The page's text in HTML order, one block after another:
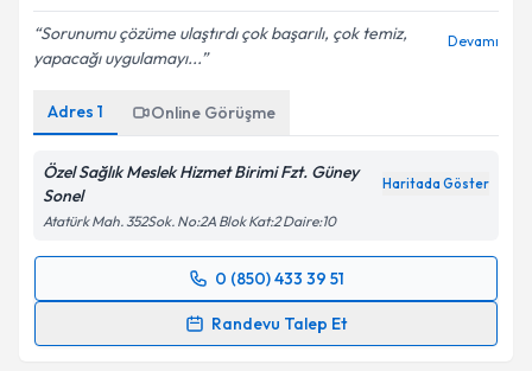
Sorunumu çözüme ulaştırdı çok başarılı, çok temiz,
yapacağı uygulamayı...
Devamı
Adres 1 Online Görüşme
Özel Sağlık Meslek Hizmet Birimi Fzt. Güney
Sonel
Haritada Göster
Atatürk Mah. 352Sok. No:2A Blok Kat:2 Daire:10
0 (850) 433 39 51
Randevu Talep Et
Randevu Takvimi Talebi